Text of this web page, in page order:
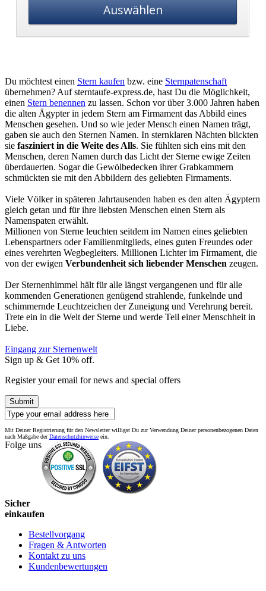
Auswählen
Du möchtest einen Stern kaufen bzw. eine Sternpatenschaft
übernehmen? Auf sterntaufe-express.de, hast Du die Möglichkeit,
einen Stern benennen zu lassen. Schon vor über 3.000 Jahren haben
die alten Ägypter in jedem Stern am Firmament das Abbild eines
Menschen gesehen. Und so wie jeder Mensch einen Namen trägt,
gaben sie auch den Sternen Namen. In sternklaren Nächten blickten
sie fasziniert in die Weite des Alls. Sie fühlten sich eins mit den
Menschen, deren Namen durch das Licht der Sterne ewige Zeiten
überdauerten. Sogar die Gewölbedecken ihrer Grabkammern
schmückten sie mit den Abbildern des geliebten Firmaments.
Viele Völker in späteren Jahrtausenden haben es den alten Ägyptern
gleich getan und für ihre liebsten Menschen einen Stern als
Namenspaten erwählt.
Millionen von Sterne leuchten seitdem im Namen eines geliebten
Lebenspartners oder Familienmitglieds, eines guten Freundes oder
eines verehrten Wegbegleiters. Millionen Lichter im Firmament, die
von der ewigen Verbundenheit sich liebender Menschen zeugen.
Der Sternenhimmel hält für alle längst vergangenen und für alle
kommenden Generationen genügend strahlende, funkelnde und
schimmernde Leuchtzeichen der Zuneigung und Verehrung bereit.
Trete ein in die Welt der Sterne und werde Teil einer Menschheit in
Liebe.
Eingang zur Sternenwelt
Sign up & Get 10% off.
Register your email for news and special offers
Submit
Mit Deiner Registrierung für den Newsletter willigst Du zur Verwendung Deiner personenbezogenen Daten
nach Maßgabe derDatenschutzhinweise ein.
Folge uns
Sicher
einkaufen
Bestellvorgang
Fragen & Antworten
Kontakt zu uns
Kundenbewertungen